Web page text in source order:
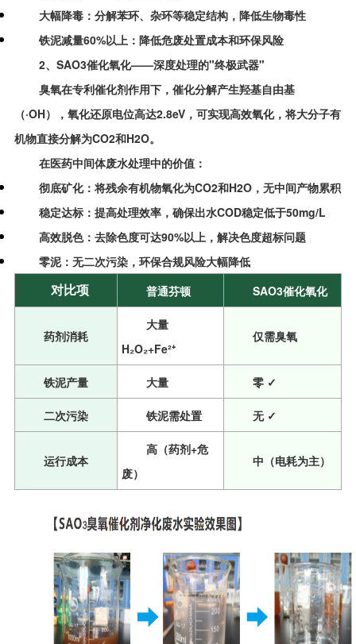
大幅降毒：分解苯环、杂环等稳定结构，降低生物毒性
铁泥减量60%以上：降低危废处置成本和环保风险
2、SAO3催化氧化——深度处理的"终极武器"
臭氧在专利催化剂作用下，催化分解产生羟基自由基
（·OH），氧化还原电位高达2.8eV，可实现高效氧化，将大分子有
机物直接分解为CO2和H2O。
在医药中间体废水处理中的价值：
彻底矿化：将残余有机物氧化为CO2和H2O，无中间产物累积
稳定达标：提高处理效率，确保出水COD稳定低于50mg/L
高效脱色：去除色度可达90%以上，解决色度超标问题
零泥：无二次污染，环保合规风险大幅降低
对比项 普通芬顿 SAO3催化氧化
药剂消耗
大量
H₂O₂+Fe²⁺
仅需臭氧
铁泥产量 大量 零 ✓
二次污染 铁泥需处置 无 ✓
运行成本
高（药剂+危
废）
中（电耗为主）